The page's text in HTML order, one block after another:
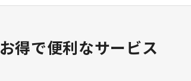
お得で便利なサービス